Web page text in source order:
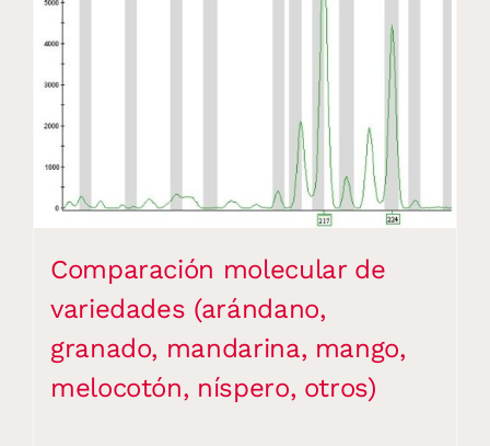
Comparación molecular de
variedades (arándano,
granado, mandarina, mango,
melocotón, níspero, otros)